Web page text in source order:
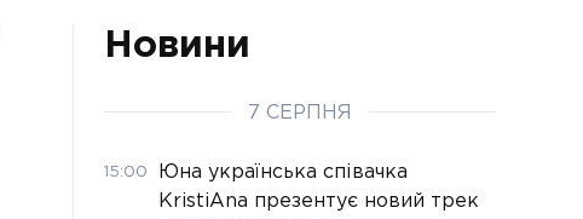
Новини
7 СЕРПНЯ
15:00
Юна українська співачка
KristiAna презентує новий трек